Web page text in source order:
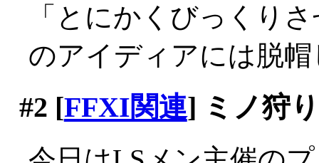
「とにかくびっくり
のアイディアには脱
#2 [FFXI関連] ミノ狩